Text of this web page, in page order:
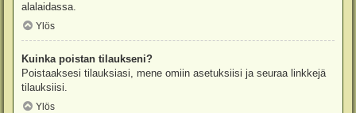
alalaidassa.
Ylös
Kuinka poistan tilaukseni?
Poistaaksesi tilauksiasi, mene omiin asetuksiisi ja seuraa linkkejä
tilauksiisi.
Ylös